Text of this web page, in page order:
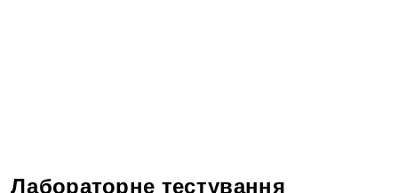
Лабораторне тестування